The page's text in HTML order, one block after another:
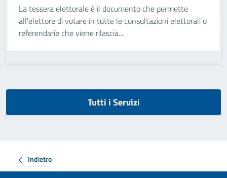
La tessera elettorale è il documento che permette
all'elettore di votare in tutte le consultazioni elettorali o
referendarie che viene rilascia...
Tutti i Servizi
Indietro